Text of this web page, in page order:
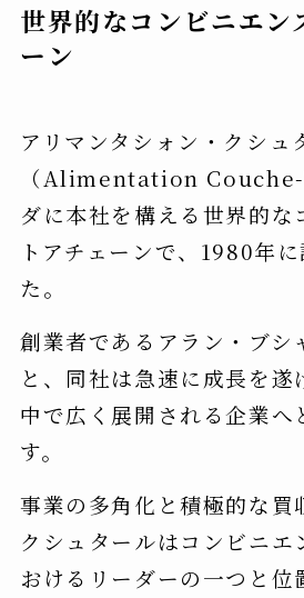
世界的なコンビニエン
ーン
アリマンタシォン・クシュ
（Alimentation
ダに本社を構える世界的な
トアチェーンで、1980年
た。
創業者であるアラン・ブシ
と、同社は急速に成長を遂
中で広く展開される企業へ
す。
事業の多角化と積極的な買
クシュタールはコンビニエ
おけるリーダーの一つと位